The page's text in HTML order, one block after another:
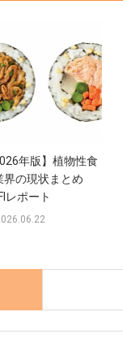
年版】植物性食
界の現状まとめ
レポート